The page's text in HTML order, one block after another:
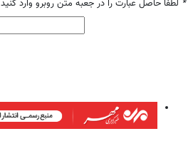
* لطفا حاصل عبارت را در جعبه متن روبرو وارد کنید